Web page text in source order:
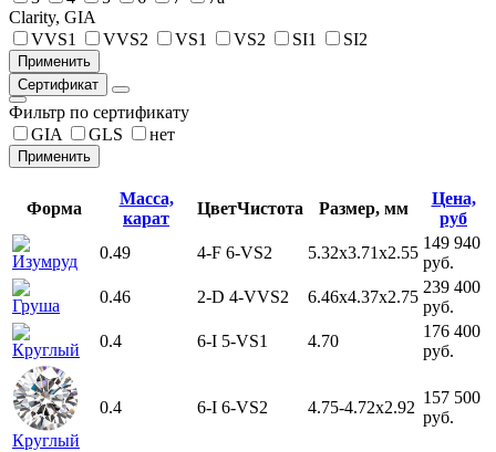
Clarity, GIA
VVS1
VVS2 VS1 VS2 SI1 SI2
Сертификат
Фильтр по сертификату
GIA
GLS нет
Форма
Масса,
карат
ЦветЧистота Размер, мм
Цена,
руб
Изумруд 0.49 4-F 6-VS2 5.32x3.71x2.55
149 940
руб.
Груша 0.46 2-D 4-VVS2 6.46x4.37x2.75
239 400
руб.
Круглый 0.4 6-I 5-VS1 4.70
176 400
руб.
Круглый
0.4 6-I 6-VS2 4.75-4.72x2.92
157 500
руб.